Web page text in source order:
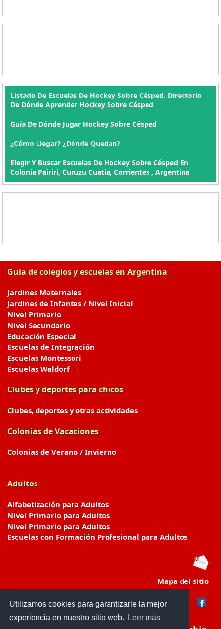
Utilizamos cookies para garantizarle la mejor
experiencia en nuestro sitio web.
Leer más
Listado De Escuelas De Hockey Sobre Césped. Directorio
De Dónde Aprender Hockey Sobre Césped
Guía De Dónde Jugar Hockey Sobre Césped
¿Cómo Llegar? ¿Dónde Quedan?
Elegir Y Buscar Escuelas De Hockey Sobre Césped En
Colonia Pairiri, Curuzu Cuatia, Corrientes , Argentina
Guia de colegios y escuelas en Argentina
Jardines Maternales
Jardines de Infantes / Nivel Inicial
Nivel Primario
Nivel Secundario
Educación Especial
Escuelas de Integración
Escuelas Montessori
Escuelas Waldorf
Clubes y deportes para chicos
Clubes, deportes y otras actividades
Colonias de Vacaciones
Colonias de Verano / Invierno
Adultos
Alfabetización para Adultos
Nivel Primario para Adultos
Nivel Primario para Adultos
Escuelas con Formación Profesional para Adultos
Mapa del sitio